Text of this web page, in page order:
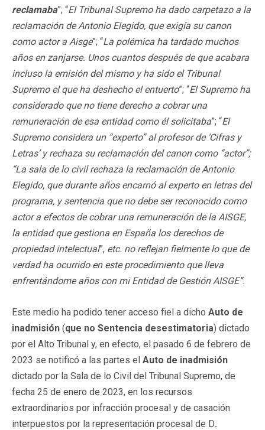
reclamaba”; “El Tribunal Supremo ha dado carpetazo a la
reclamación de Antonio Elegido, que exigía su canon
como actor a Aisge”; “La polémica ha tardado muchos
años en zanjarse. Unos cuantos después de que acabara
incluso la emisión del mismo y ha sido el Tribunal
Supremo el que ha deshecho el entuerto”; “ElSupremo ha
considerado que no tiene derecho a cobrar una
remuneración de esa entidad como él solicitaba”; “El
Supremo considera un “experto” al profesor de ‘Cifras y
Letras’ y rechaza su reclamación del canon como “actor”;
“La sala de lo civil rechaza la reclamación de Antonio
Elegido, que durante años encarnó al experto en letras del
programa, y sentencia que no debe ser reconocido como
actor a efectos de cobrar una remuneración de la AISGE,
la entidad que gestiona en España los derechos de
propiedad intelectual”, etc. no reflejan fielmente lo que de
verdad ha ocurrido en este procedimiento que lleva
enfrentándome años con mi Entidad de Gestión AISGE”.
Este medio ha podido tener acceso fiel a dicho Auto de
inadmisión (que no Sentencia desestimatoria) dictado
por el Alto Tribunal y, en efecto, el pasado 6 de febrero de
2023 se notificó a las partes el Auto de inadmisión
dictado por la Sala de lo Civil del Tribunal Supremo, de
fecha 25 de enero de 2023, en los recursos
extraordinarios por infracción procesal y de casación
interpuestos por la representación procesal de D.